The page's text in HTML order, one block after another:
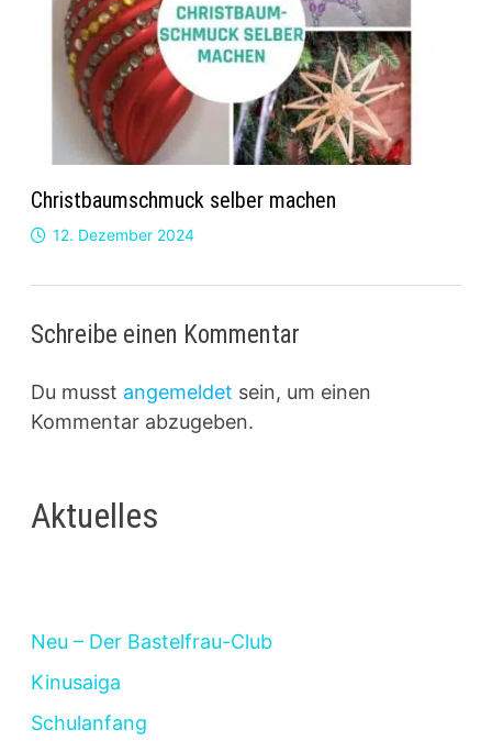
Christbaumschmuck selber machen
12. Dezember 2024
Schreibe einen Kommentar
Du musst angemeldet sein, um einen
Kommentar abzugeben.
Aktuelles
Neu – Der Bastelfrau-Club
Kinusaiga
Schulanfang